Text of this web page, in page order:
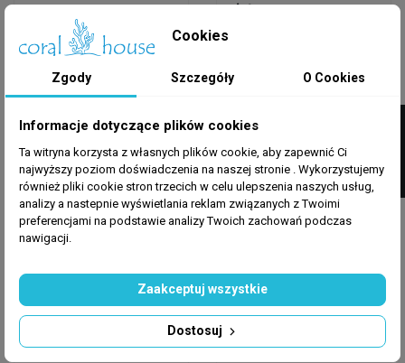
Czarny Zestaw
Akwariowy Peninsula
14 199,00 zł
Dodaj do koszyka
Biały Zestaw Czarny
Wysyłka w 24h Wysyłka w 24h
NEPTUNIAN CUBE EUROPE
Cookies
Zgody Szczegóły O Cookies
Informacje dotyczące plików cookies
Ta witryna korzysta z własnych plików cookie, aby zapewnić Ci
najwyższy poziom doświadczenia na naszej stronie . Wykorzystujemy
również pliki cookie stron trzecich w celu ulepszenia naszych usług,
analizy a nastepnie wyświetlania reklam związanych z Twoimi
preferencjami na podstawie analizy Twoich zachowań podczas
nawigacji.
Dostosuj
Zaakceptuj wszystkie